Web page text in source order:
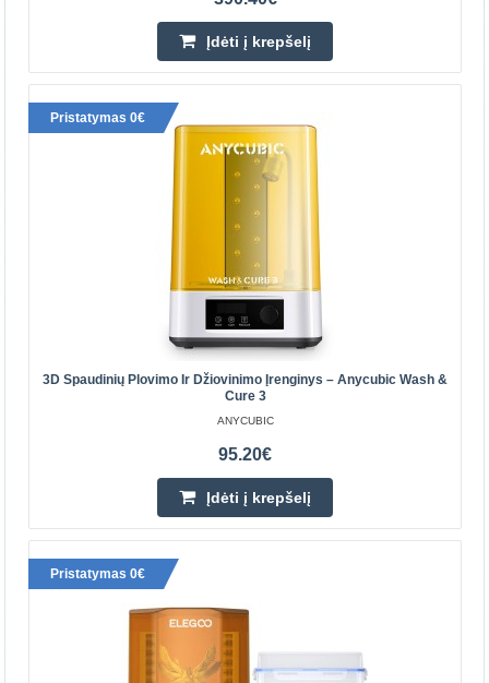
Dervinis 3D Spausdintuvas Creality Halo-Mage CL-
Halot-Mage yra didelio LCD ekrano, skirtas 228x128x230
mm gamybos tūriui, apie 45% didesniam nei 8,9 colių
spausdintuvas. Dabar daugiau galima padaryti, kad bū..
Įdėti į krepšelį
Įdėti į krepšelį
Pristatymas 0€
3D Spaudinių Plovimo Ir Džiovinimo Įrenginys – Anycubic Wash &
Cure 3
ANYCUBIC
95.20€
Įdėti į krepšelį
Pristatymas 0€